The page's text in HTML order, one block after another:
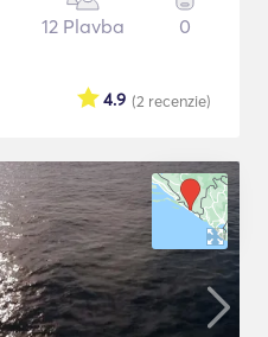
12 Plavba 0
(2 recenzie)
4.9